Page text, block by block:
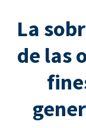
La
de las